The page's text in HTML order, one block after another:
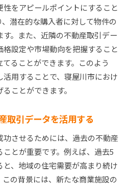
べき法律的観点
ための交渉術
功の鍵地域の特性を活かす
境を魅力として伝える
クセスを最大限に強調
ニティの魅力をアピール
たライフスタイルの提案
活かしたプロモーション戦略
に知っておくべき寝屋川市の
把握するための情報源
をアピールポイントにすること
潜在的な購入者に対して物件の
。また、近隣の不動産取引デー
設定や市場動向を把握すること
ることができます。このよう
用することで、寝屋川市におけ
ことができます。
取引データを活用する
させるためには、過去の不動産
とが重要です。例えば、過去5
、地域の住宅需要が高まり続け
の背景には、新たな商業施設の